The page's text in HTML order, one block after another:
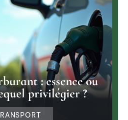
: essence ou
privilégier ?